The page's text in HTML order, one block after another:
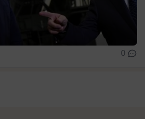
0